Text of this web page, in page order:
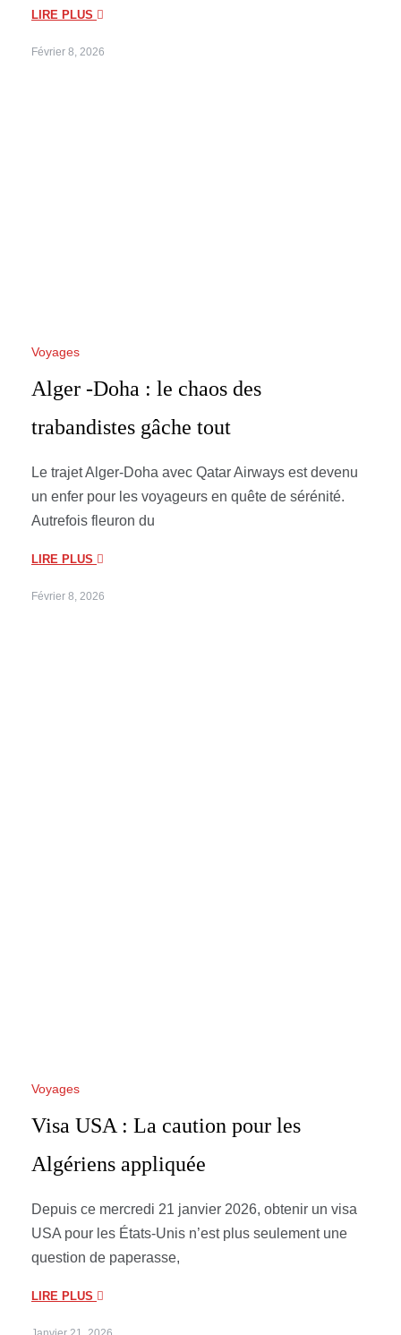
LIRE PLUS
Février 8, 2026
Voyages
Alger -Doha : le chaos des
trabandistes gâche tout
Le trajet Alger-Doha avec Qatar Airways est devenu
un enfer pour les voyageurs en quête de sérénité.
Autrefois fleuron du
LIRE PLUS
Février 8, 2026
Voyages
Visa USA : La caution pour les
Algériens appliquée
Depuis ce mercredi 21 janvier 2026, obtenir un visa
USA pour les États-Unis n’est plus seulement une
question de paperasse,
LIRE PLUS